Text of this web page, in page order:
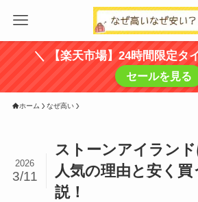
＼ 【楽天市場】24時間限定タ
セールを見る
ホーム なぜ高い
ストーンアイラン
人気の理由と安く買
説！
2026
3/11